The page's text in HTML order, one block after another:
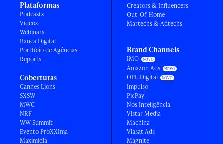
Plataformas
Podcasts
Vídeos
Webinars
Banca Digital
Portfólio de Agências
Reports
Coberturas
Cannes Lions
SXSW
MWC
NRF
WW Summit
Evento ProXXIma
Maximídia
Creators & Influencers
Out-Of-Home
Martechs & Adtechs
Brand Channels
IMO
Amazon Ads
OPL Digital
Impulso
PicPay
Nós Inteligência
Vistar Media
Machina
Viasat Ads
Magnite